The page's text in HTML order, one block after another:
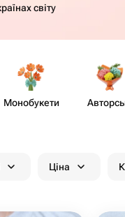
світу
Моно​букети
Ціна